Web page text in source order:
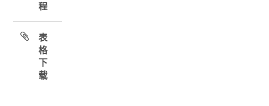
程
表
格
下
载